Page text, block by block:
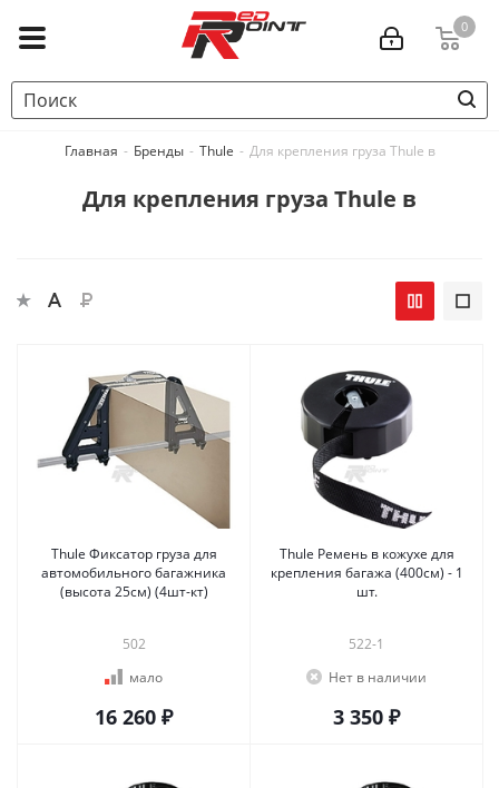
0
Главная - Бренды - Thule - Для крепления груза Thule в
Для крепления груза Thule в
Thule Фиксатор груза для
автомобильного багажника
(высота 25см) (4шт-кт)
502
мало
16 260 ₽
Thule Ремень в кожухе для
крепления багажа (400см) - 1
шт.
522-1
Нет в наличии
3 350 ₽